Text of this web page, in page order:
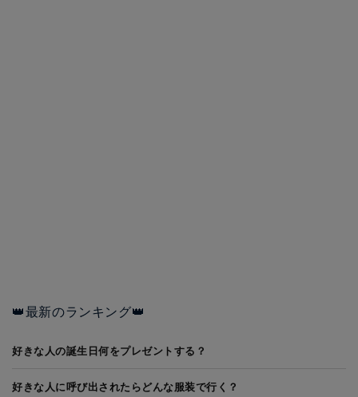
👑最新のランキング👑
好きな人の誕生日何をプレゼントする？
好きな人に呼び出されたらどんな服装で行く？